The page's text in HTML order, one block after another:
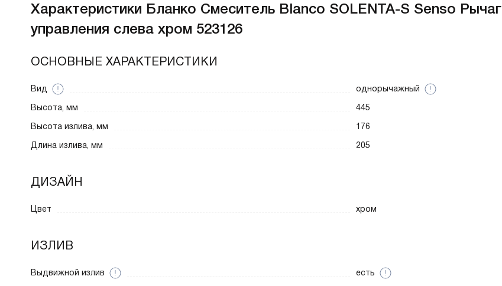
Характеристики Бланко Смеситель Blanco SOLENTA-S Senso Рычаг
управления слева хром 523126
ОСНОВНЫЕ ХАРАКТЕРИСТИКИ
Вид
однорычажный
Высота, мм
445
Высота излива, мм
176
Длина излива, мм
205
ДИЗАЙН
Цвет хром
ИЗЛИВ
Выдвижной излив
есть